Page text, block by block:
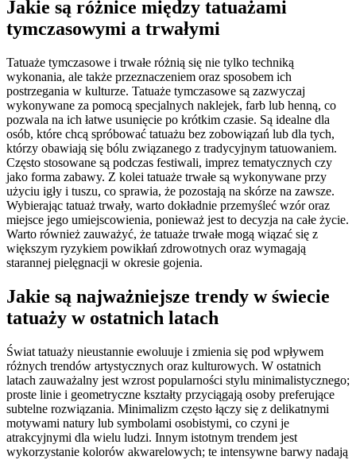
Jakie są różnice między tatuażami
tymczasowymi a trwałymi
Tatuaże tymczasowe i trwałe różnią się nie tylko techniką
wykonania, ale także przeznaczeniem oraz sposobem ich
postrzegania w kulturze. Tatuaże tymczasowe są zazwyczaj
wykonywane za pomocą specjalnych naklejek, farb lub henną, co
pozwala na ich łatwe usunięcie po krótkim czasie. Są idealne dla
osób, które chcą spróbować tatuażu bez zobowiązań lub dla tych,
którzy obawiają się bólu związanego z tradycyjnym tatuowaniem.
Często stosowane są podczas festiwali, imprez tematycznych czy
jako forma zabawy. Z kolei tatuaże trwałe są wykonywane przy
użyciu igły i tuszu, co sprawia, że pozostają na skórze na zawsze.
Wybierając tatuaż trwały, warto dokładnie przemyśleć wzór oraz
miejsce jego umiejscowienia, ponieważ jest to decyzja na całe życie.
Warto również zauważyć, że tatuaże trwałe mogą wiązać się z
większym ryzykiem powikłań zdrowotnych oraz wymagają
starannej pielęgnacji w okresie gojenia.
Jakie są najważniejsze trendy w świecie
tatuaży w ostatnich latach
Świat tatuaży nieustannie ewoluuje i zmienia się pod wpływem
różnych trendów artystycznych oraz kulturowych. W ostatnich
latach zauważalny jest wzrost popularności stylu minimalistycznego;
proste linie i geometryczne kształty przyciągają osoby preferujące
subtelne rozwiązania. Minimalizm często łączy się z delikatnymi
motywami natury lub symbolami osobistymi, co czyni je
atrakcyjnymi dla wielu ludzi. Innym istotnym trendem jest
wykorzystanie kolorów akwarelowych; te intensywne barwy nadają